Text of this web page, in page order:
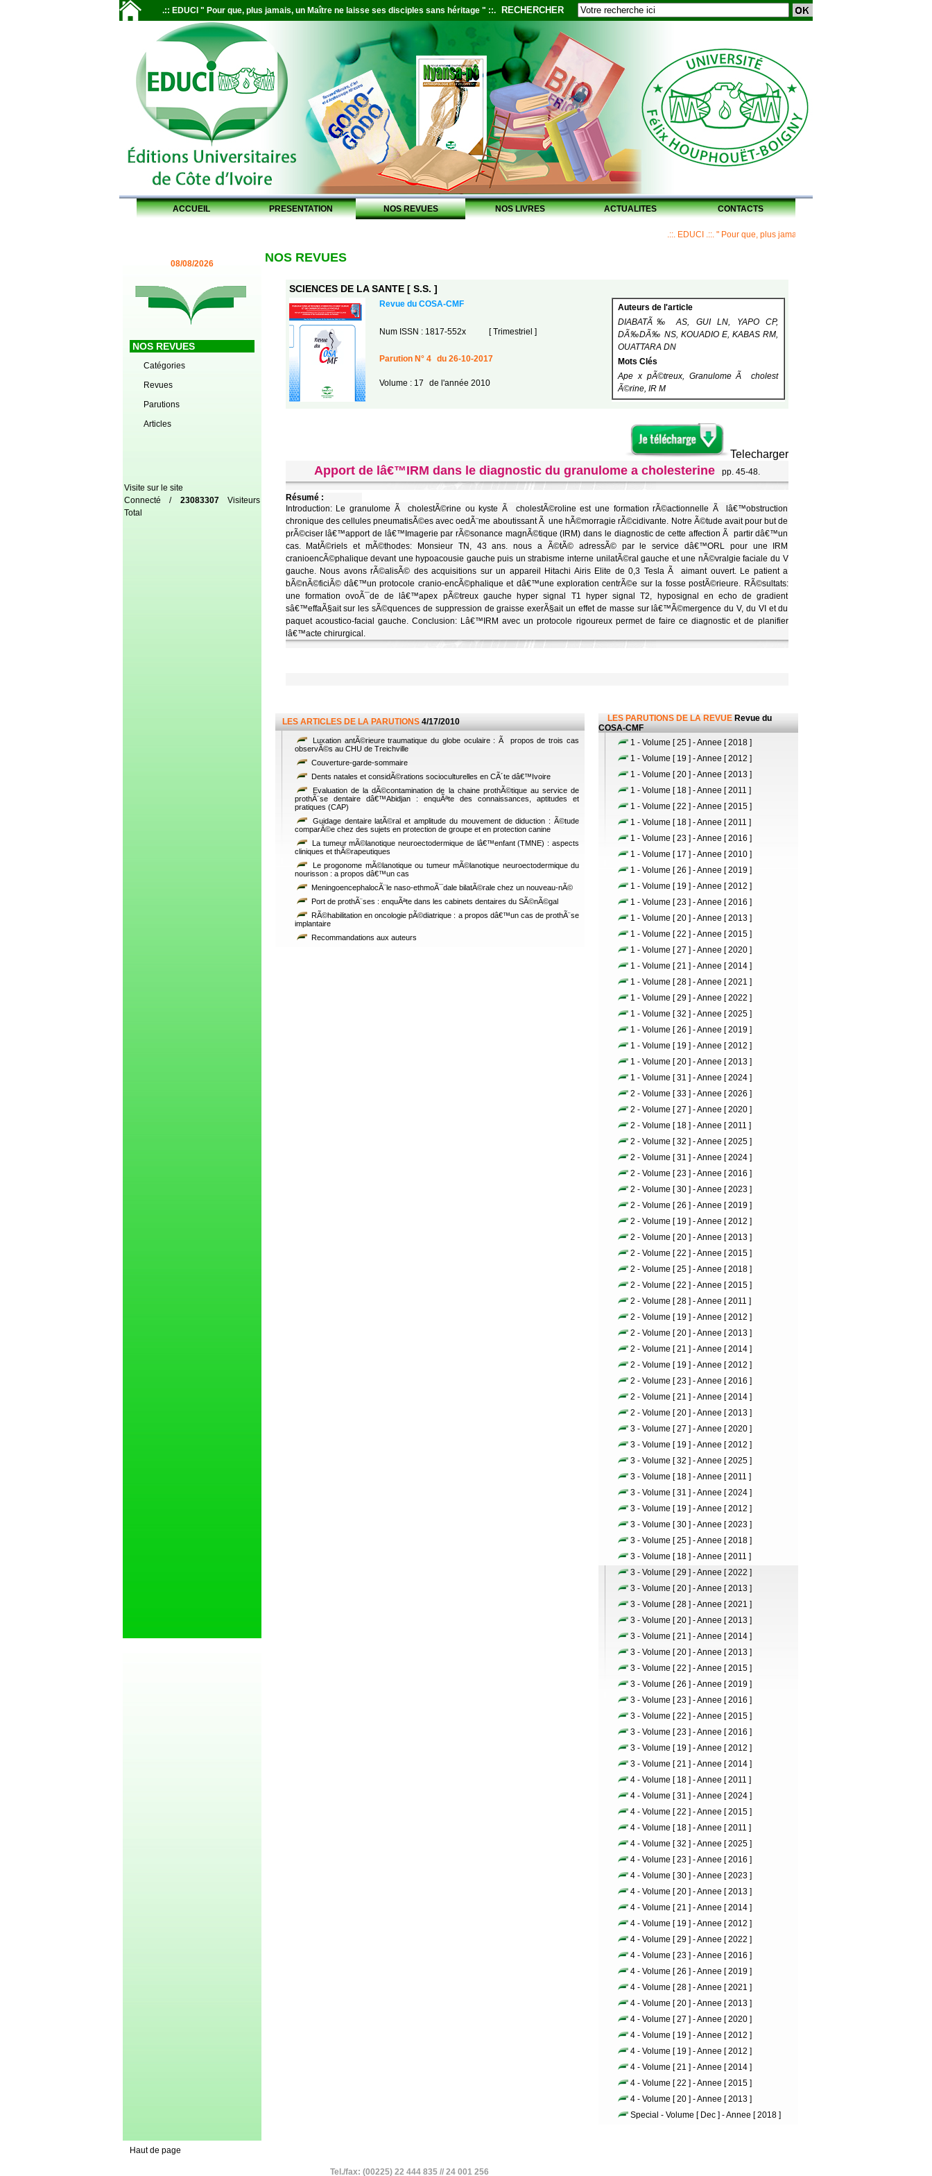
.:: EDUCI " Pour que, plus jamais, un Maître ne laisse ses disciples sans héritage " ::. RECHERCHER
ACCUEIL PRESENTATION NOS REVUES NOS LIVRES ACTUALITES CONTACTS
.::. EDUCI .::. " Pour que, plus jamais, un Maître ne laisse ses disciples
08/08/2026
NOS REVUES
Catégories
Revues
Parutions
Articles
Visite sur le site
Connecté / 23083307Visiteurs
Total
NOS REVUES
SCIENCES DE LA SANTE [ S.S. ]
Revue du COSA-CMF
Auteurs de l'article
DIABATÃ‰ AS, GUI LN, YAPO CP,
DÃ‰DÃ‰ NS, KOUADIO E, KABAS RM,
OUATTARA DN
Mots Clés
Ape x pÃ©treux, Granulome Ã cholest
Ã©rine, IR M
Num ISSN : 1817-552x [ Trimestriel ]
Parution N° 4 du 26-10-2017
Volume : 17 de l'année 2010
Telecharger
Apport de lâ€™IRM dans le diagnostic du granulome a cholesterine pp. 45-48.
Résumé :
Introduction: Le granulome Ã cholestÃ©rine ou kyste Ã cholestÃ©roline est une formation rÃ©actionnelle Ã lâ€™obstruction
chronique des cellules pneumatisÃ©es avec oedÃ¨me aboutissant Ã une hÃ©morragie rÃ©cidivante. Notre Ã©tude avait pour but de
prÃ©ciser lâ€™apport de lâ€™Imagerie par rÃ©sonance magnÃ©tique (IRM) dans le diagnostic de cette affection Ã partir dâ€™un
cas. MatÃ©riels et mÃ©thodes: Monsieur TN, 43 ans. nous a Ã©tÃ© adressÃ© par le service dâ€™ORL pour une IRM
cranioencÃ©phalique devant une hypoacousie gauche puis un strabisme interne unilatÃ©ral gauche et une nÃ©vralgie faciale du V
gauche. Nous avons rÃ©alisÃ© des acquisitions sur un appareil Hitachi Airis Elite de 0,3 Tesla Ã aimant ouvert. Le patient a
bÃ©nÃ©ficiÃ© dâ€™un protocole cranio-encÃ©phalique et dâ€™une exploration centrÃ©e sur la fosse postÃ©rieure. RÃ©sultats:
une formation ovoÃ¯de de lâ€™apex pÃ©treux gauche hyper signal T1 hyper signal T2, hyposignal en echo de gradient
sâ€™effaÃ§ait sur les sÃ©quences de suppression de graisse exerÃ§ait un effet de masse sur lâ€™Ã©mergence du V, du VI et du
paquet acoustico-facial gauche. Conclusion: Lâ€™IRM avec un protocole rigoureux permet de faire ce diagnostic et de planifier
lâ€™acte chirurgical.
LES ARTICLES DE LA PARUTIONS 4/17/2010
Luxation antÃ©rieure traumatique du globe oculaire : Ã propos de trois cas
observÃ©s au CHU de Treichville
Couverture-garde-sommaire
Dents natales et considÃ©rations socioculturelles en CÃ´te dâ€™Ivoire
Evaluation de la dÃ©contamination de la chaine prothÃ©tique au service de
prothÃ¨se dentaire dâ€™Abidjan : enquÃªte des connaissances, aptitudes et
pratiques (CAP)
Guidage dentaire latÃ©ral et amplitude du mouvement de diduction : Ã©tude
comparÃ©e chez des sujets en protection de groupe et en protection canine
La tumeur mÃ©lanotique neuroectodermique de lâ€™enfant (TMNE) : aspects
cliniques et thÃ©rapeutiques
Le progonome mÃ©lanotique ou tumeur mÃ©lanotique neuroectodermique du
nourisson : a propos dâ€™un cas
MeningoencephalocÃ¨le naso-ethmoÃ¯dale bilatÃ©rale chez un nouveau-nÃ©
Port de prothÃ¨ses : enquÃªte dans les cabinets dentaires du SÃ©nÃ©gal
RÃ©habilitation en oncologie pÃ©diatrique : a propos dâ€™un cas de prothÃ¨se
implantaire
Recommandations aux auteurs
LES PARUTIONS DE LA REVUE Revue du
COSA-CMF
1 - Volume [ 25 ] - Annee [ 2018 ]
1 - Volume [ 19 ] - Annee [ 2012 ]
1 - Volume [ 20 ] - Annee [ 2013 ]
1 - Volume [ 18 ] - Annee [ 2011 ]
1 - Volume [ 22 ] - Annee [ 2015 ]
1 - Volume [ 18 ] - Annee [ 2011 ]
1 - Volume [ 23 ] - Annee [ 2016 ]
1 - Volume [ 17 ] - Annee [ 2010 ]
1 - Volume [ 26 ] - Annee [ 2019 ]
1 - Volume [ 19 ] - Annee [ 2012 ]
1 - Volume [ 23 ] - Annee [ 2016 ]
1 - Volume [ 20 ] - Annee [ 2013 ]
1 - Volume [ 22 ] - Annee [ 2015 ]
1 - Volume [ 27 ] - Annee [ 2020 ]
1 - Volume [ 21 ] - Annee [ 2014 ]
1 - Volume [ 28 ] - Annee [ 2021 ]
1 - Volume [ 29 ] - Annee [ 2022 ]
1 - Volume [ 32 ] - Annee [ 2025 ]
1 - Volume [ 26 ] - Annee [ 2019 ]
1 - Volume [ 19 ] - Annee [ 2012 ]
1 - Volume [ 20 ] - Annee [ 2013 ]
1 - Volume [ 31 ] - Annee [ 2024 ]
2 - Volume [ 33 ] - Annee [ 2026 ]
2 - Volume [ 27 ] - Annee [ 2020 ]
2 - Volume [ 18 ] - Annee [ 2011 ]
2 - Volume [ 32 ] - Annee [ 2025 ]
2 - Volume [ 31 ] - Annee [ 2024 ]
2 - Volume [ 23 ] - Annee [ 2016 ]
2 - Volume [ 30 ] - Annee [ 2023 ]
2 - Volume [ 26 ] - Annee [ 2019 ]
2 - Volume [ 19 ] - Annee [ 2012 ]
2 - Volume [ 20 ] - Annee [ 2013 ]
2 - Volume [ 22 ] - Annee [ 2015 ]
2 - Volume [ 25 ] - Annee [ 2018 ]
2 - Volume [ 22 ] - Annee [ 2015 ]
2 - Volume [ 28 ] - Annee [ 2011 ]
2 - Volume [ 19 ] - Annee [ 2012 ]
2 - Volume [ 20 ] - Annee [ 2013 ]
2 - Volume [ 21 ] - Annee [ 2014 ]
2 - Volume [ 19 ] - Annee [ 2012 ]
2 - Volume [ 23 ] - Annee [ 2016 ]
2 - Volume [ 21 ] - Annee [ 2014 ]
2 - Volume [ 20 ] - Annee [ 2013 ]
3 - Volume [ 27 ] - Annee [ 2020 ]
3 - Volume [ 19 ] - Annee [ 2012 ]
3 - Volume [ 32 ] - Annee [ 2025 ]
3 - Volume [ 18 ] - Annee [ 2011 ]
3 - Volume [ 31 ] - Annee [ 2024 ]
3 - Volume [ 19 ] - Annee [ 2012 ]
3 - Volume [ 30 ] - Annee [ 2023 ]
3 - Volume [ 25 ] - Annee [ 2018 ]
3 - Volume [ 18 ] - Annee [ 2011 ]
3 - Volume [ 29 ] - Annee [ 2022 ]
3 - Volume [ 20 ] - Annee [ 2013 ]
3 - Volume [ 28 ] - Annee [ 2021 ]
3 - Volume [ 20 ] - Annee [ 2013 ]
3 - Volume [ 21 ] - Annee [ 2014 ]
3 - Volume [ 20 ] - Annee [ 2013 ]
3 - Volume [ 22 ] - Annee [ 2015 ]
3 - Volume [ 26 ] - Annee [ 2019 ]
3 - Volume [ 23 ] - Annee [ 2016 ]
3 - Volume [ 22 ] - Annee [ 2015 ]
3 - Volume [ 23 ] - Annee [ 2016 ]
3 - Volume [ 19 ] - Annee [ 2012 ]
3 - Volume [ 21 ] - Annee [ 2014 ]
4 - Volume [ 18 ] - Annee [ 2011 ]
4 - Volume [ 31 ] - Annee [ 2024 ]
4 - Volume [ 22 ] - Annee [ 2015 ]
4 - Volume [ 18 ] - Annee [ 2011 ]
4 - Volume [ 32 ] - Annee [ 2025 ]
4 - Volume [ 23 ] - Annee [ 2016 ]
4 - Volume [ 30 ] - Annee [ 2023 ]
4 - Volume [ 20 ] - Annee [ 2013 ]
4 - Volume [ 21 ] - Annee [ 2014 ]
4 - Volume [ 19 ] - Annee [ 2012 ]
4 - Volume [ 29 ] - Annee [ 2022 ]
4 - Volume [ 23 ] - Annee [ 2016 ]
4 - Volume [ 26 ] - Annee [ 2019 ]
4 - Volume [ 28 ] - Annee [ 2021 ]
4 - Volume [ 20 ] - Annee [ 2013 ]
4 - Volume [ 27 ] - Annee [ 2020 ]
4 - Volume [ 19 ] - Annee [ 2012 ]
4 - Volume [ 19 ] - Annee [ 2012 ]
4 - Volume [ 21 ] - Annee [ 2014 ]
4 - Volume [ 22 ] - Annee [ 2015 ]
4 - Volume [ 20 ] - Annee [ 2013 ]
Special - Volume [ Dec ] - Annee [ 2018 ]
Haut de page
Tel./fax: (00225) 22 444 835 // 24 001 256